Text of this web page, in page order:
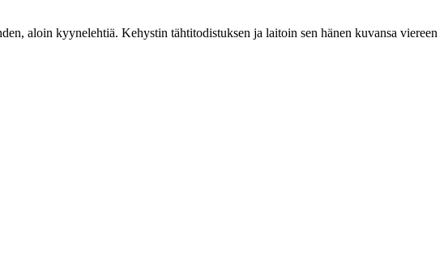
aloin kyynelehtiä. Kehystin tähtitodistuksen ja laitoin sen hänen kuvansa viereen